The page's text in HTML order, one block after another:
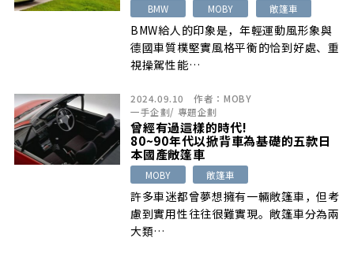
BMW MOBY 敞篷車
BMW給人的印象是，年輕運動風形象與
德國車質樸堅實風格平衡的恰到好處、重
視操駕性能…
2024.09.10 作者： MOBY
一手企劃/ 專題企劃
曾經有過這樣的時代!
80~90年代以掀背車為基礎的五款日
本國產敞篷車
MOBY 敞篷車
許多車迷都曾夢想擁有一輛敞篷車，但考
慮到實用性往往很難實現。敞篷車分為兩
大類…